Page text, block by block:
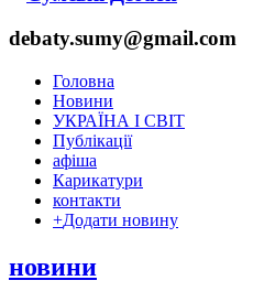
debaty.sumy@gmail.com
Головна
Новини
УКРАЇНА І СВІТ
Публікації
афіша
Карикатури
контакти
+Додати новину
новини